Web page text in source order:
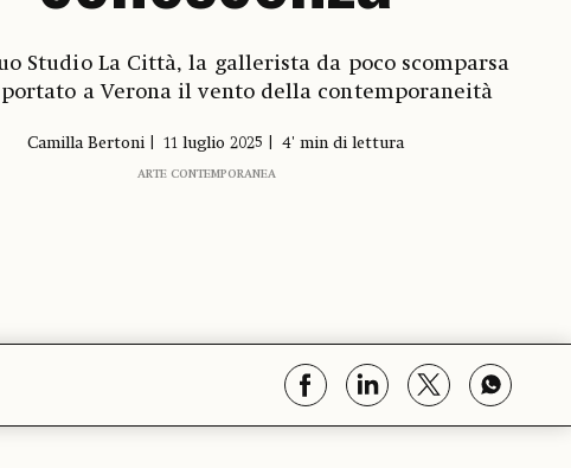
Studio La Città, la gallerista da poco scomparsa
portato a Verona il vento della contemporaneità
Camilla Bertoni 11 luglio 2025 4' min di lettura
ARTE CONTEMPORANEA